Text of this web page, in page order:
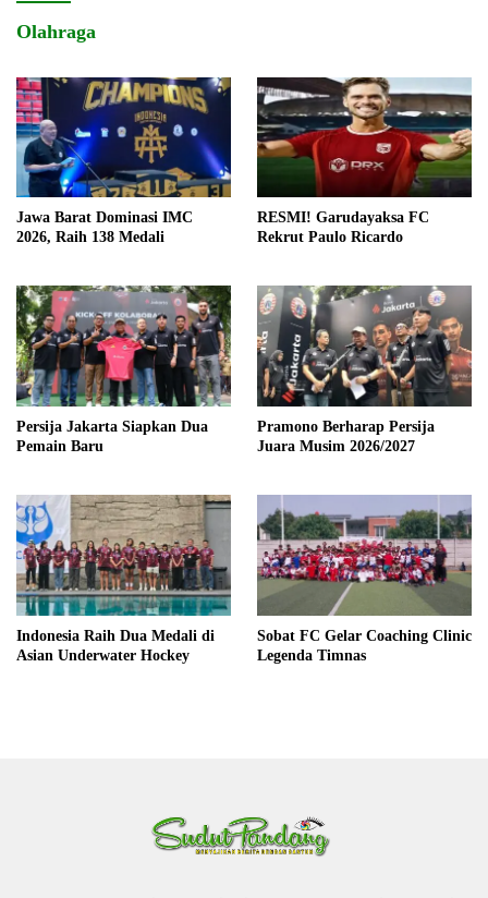
Olahraga
Jawa Barat Dominasi IMC
2026, Raih 138 Medali
RESMI! Garudayaksa FC
Rekrut Paulo Ricardo
Persija Jakarta Siapkan Dua
Pemain Baru
Pramono Berharap Persija
Juara Musim 2026/2027
Indonesia Raih Dua Medali di
Asian Underwater Hockey
Sobat FC Gelar Coaching Clinic
Legenda Timnas